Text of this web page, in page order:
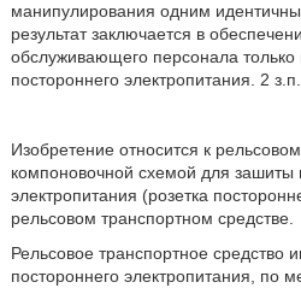
манипулирования одним
результат заключается в
обслуживающего персонала только
постороннего электропитания. 2
Изобретение относится к
компоновочной схемой для зашиты
электропитания (розетка
рельсовом транспортном средстве.
Рельсовое транспортное средство
постороннего электропитания, по